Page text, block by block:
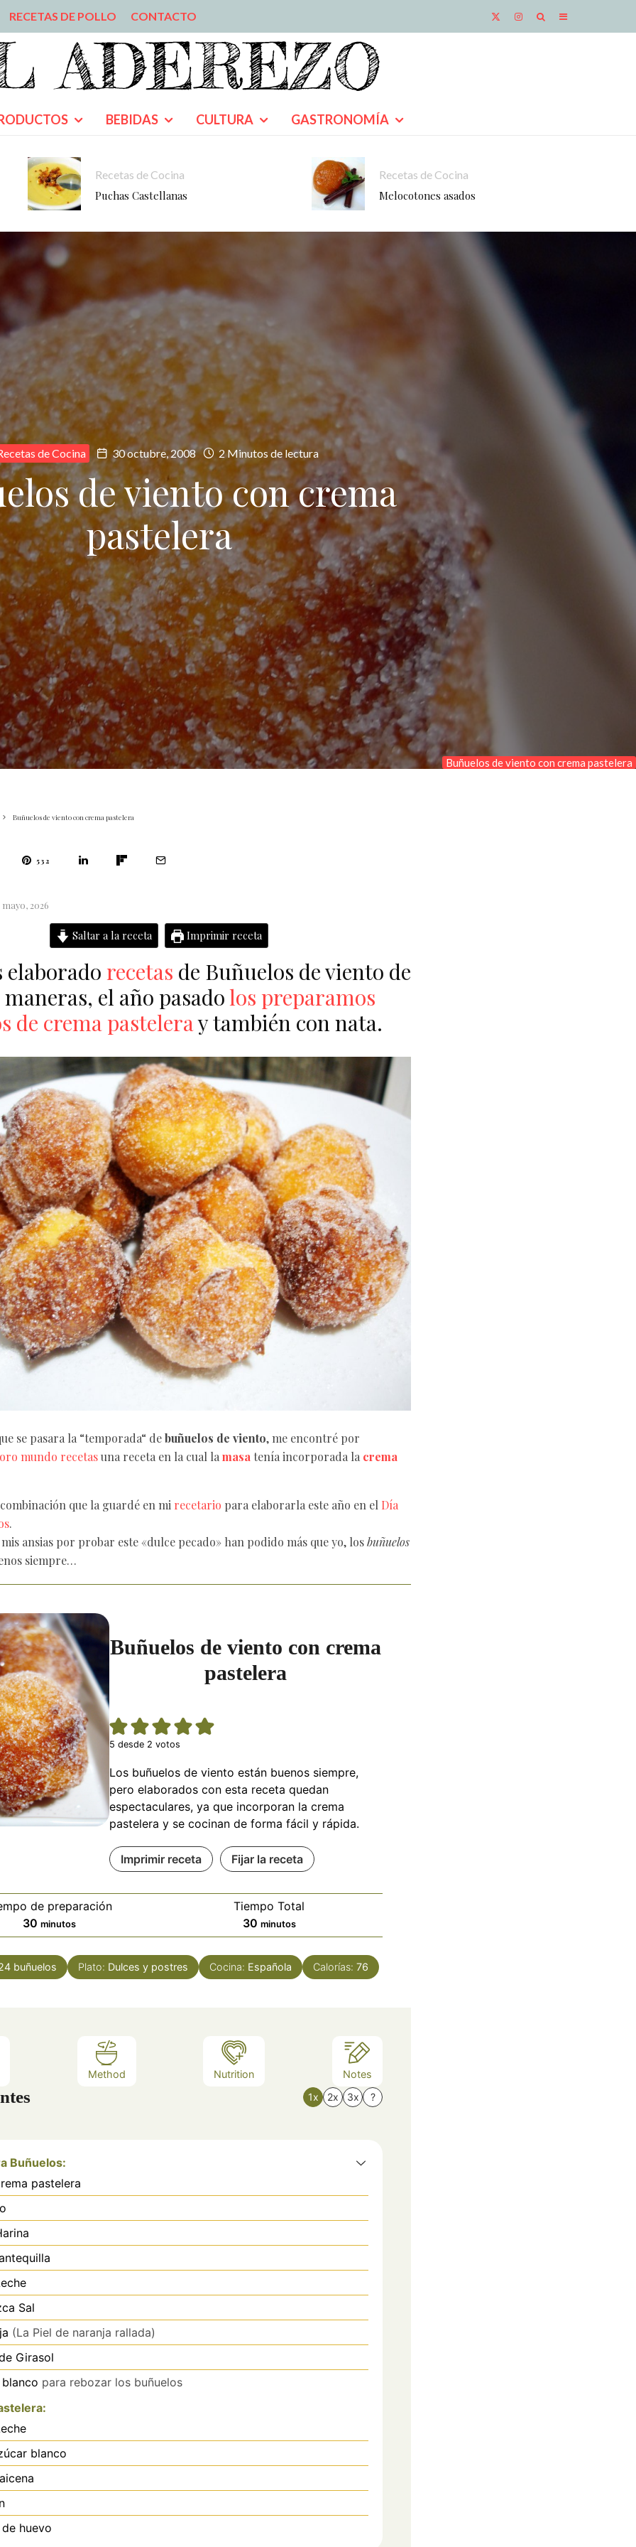
RECETAS DE POLLO CONTACTO
BEBIDAS CULTURA GASTRONOMÍA
Recetas de Cocina
Puchas Castellanas
Recetas de Cocina
Melocotones asados
Buñuelos de viento con crema pastelera
de Cocina 30 octubre, 2008 2 Minutos de lectura
de viento con crema
pastelera
Buñuelos de viento con crema pastelera
532
mayo, 2026
Saltar a la receta Imprimir receta
elaborado recetas de Buñuelos de viento de
el año pasadolos preparamos
de crema pasteleray también con nata.
se pasara la “temporada“ debuñuelos de viento, me encontré por
mundo recetasuna receta en la cual la masa tenía incorporada la crema
que la guardé en mi recetario para elaborarla este año en el Día
.
ansias por probar este «dulce pecado» han podido más que yo, losbuñuelos
siempre…
Buñuelos de viento con crema
pastelera
5 desde 2 votos
Los buñuelos de viento están buenos siempre,
pero elaborados con esta receta quedan
espectaculares, ya que incorporan la crema
pastelera y se cocinan de forma fácil y rápida.
Imprimir receta Fijar la receta
de preparación
30minutos
minutos
Tiempo Total
30minutos
minutos
buñuelos Plato: Dulces y postres Cocina: Española Calorías: 76
Method Nutrition Notes
1x 2x 3x ?
Buñuelos:
pastelera
Sal
(La Piel de naranja rallada)
Girasol
para rebozar los buñuelos
blanco
huevo